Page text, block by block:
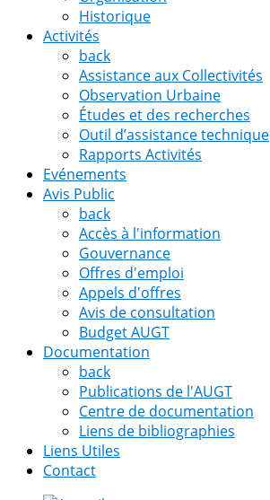
Historique
Activités
back
Assistance aux Collectivités
Observation Urbaine
Études et des recherches
Outil d’assistance technique
Rapports Activités
Evénements
Avis Public
back
Accès à l'information
Gouvernance
Offres d'emploi
Appels d'offres
Avis de consultation
Budget AUGT
Documentation
back
Publications de l'AUGT
Centre de documentation
Liens de bibliographies
Liens Utiles
Contact